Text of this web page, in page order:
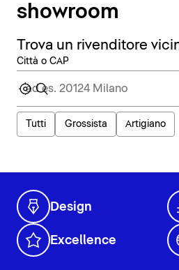
showroom
Trova un rivenditore
Città o CAP
Tutti Grossista Artigiano
Design
Excellence